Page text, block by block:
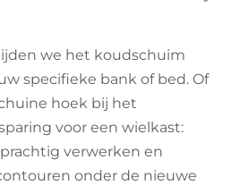
we het koudschuim
specifieke bank of bed. Of
hoek bij het
voor een wielkast:
verwerken en
onder de nieuwe